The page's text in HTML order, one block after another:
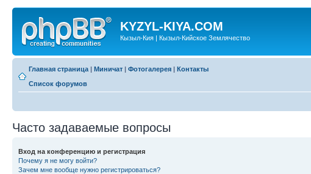
KYZYL-KIYA.COM
Кызыл-Кия | Кызыл-Кийское Землячество
Главная страница | Миничат | Фотогалерея | Контакты
Список форумов
Часто задаваемые вопросы
Вход на конференцию и регистрация
Почему я не могу войти?
Зачем мне вообще нужно регистрироваться?